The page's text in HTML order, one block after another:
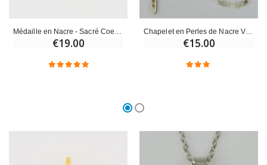
€19.00
Chapelet en Perles de Nacre Véritable - Médaille Sacré Coeur de Jésus
€15.00